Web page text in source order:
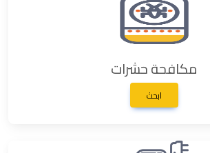
مكافحة حشرات
ابحث